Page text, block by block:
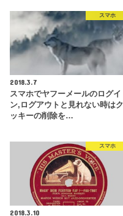
スマホ
2018.3.7
スマホでヤフーメールのログイ
ン,ログアウトと見れない時はク
ッキーの削除を…
スマホ
2018.3.10